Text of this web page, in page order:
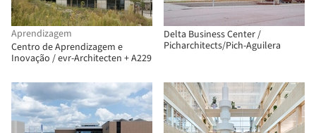
Aprendizagem
Centro de Aprendizagem e
Inovação / evr-Architecten + A229
Delta Business Center /
Picharchitects/Pich-Aguilera